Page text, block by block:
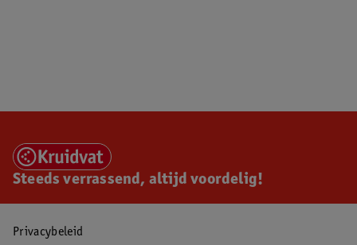
Steeds verrassend, altijd voordelig!
Privacybeleid